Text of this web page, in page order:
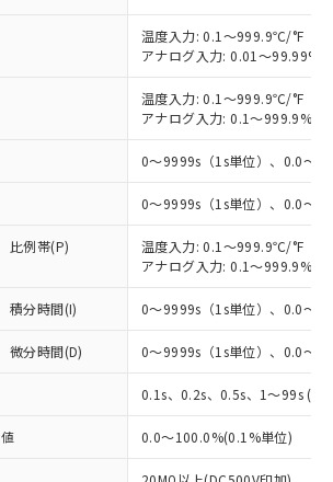
温度入力: 0.1～999.9℃/°F（
アナログ入力: 0.01～
温度入力: 0.1～999.9℃/°F（
アナログ入力: 0.1～999.9%FS
0～9999s（1s単位）、0.0～
0～9999s（1s単位）、0.0～
比例帯(P)
温度入力: 0.1～999.9℃/°F（
アナログ入力: 0.1～999.9%FS
積分時間(I) 0～9999s（1s単位）、0.0～
微分時間(D) 0～9999s（1s単位）、0.0～
0.1s、0.2s、0.5s、1～99s (1s
0.0～100.0%(0.1%単位)
件
をお読みいただき、同意のうえ
み：EU RoHS指令（10物質）の
応した製品が提供可能な商品で
EU RoHS指令（10物質）の非含
た製品に切り替える予定のある
し：EU RoHS指令（10物質）の
対応の商品で、対応品を出す予